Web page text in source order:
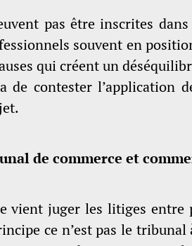
pas être inscrites
souvent en
qui créent un
de contester l’application
de commerce et
vient juger les litiges entre
ce n’est pas le